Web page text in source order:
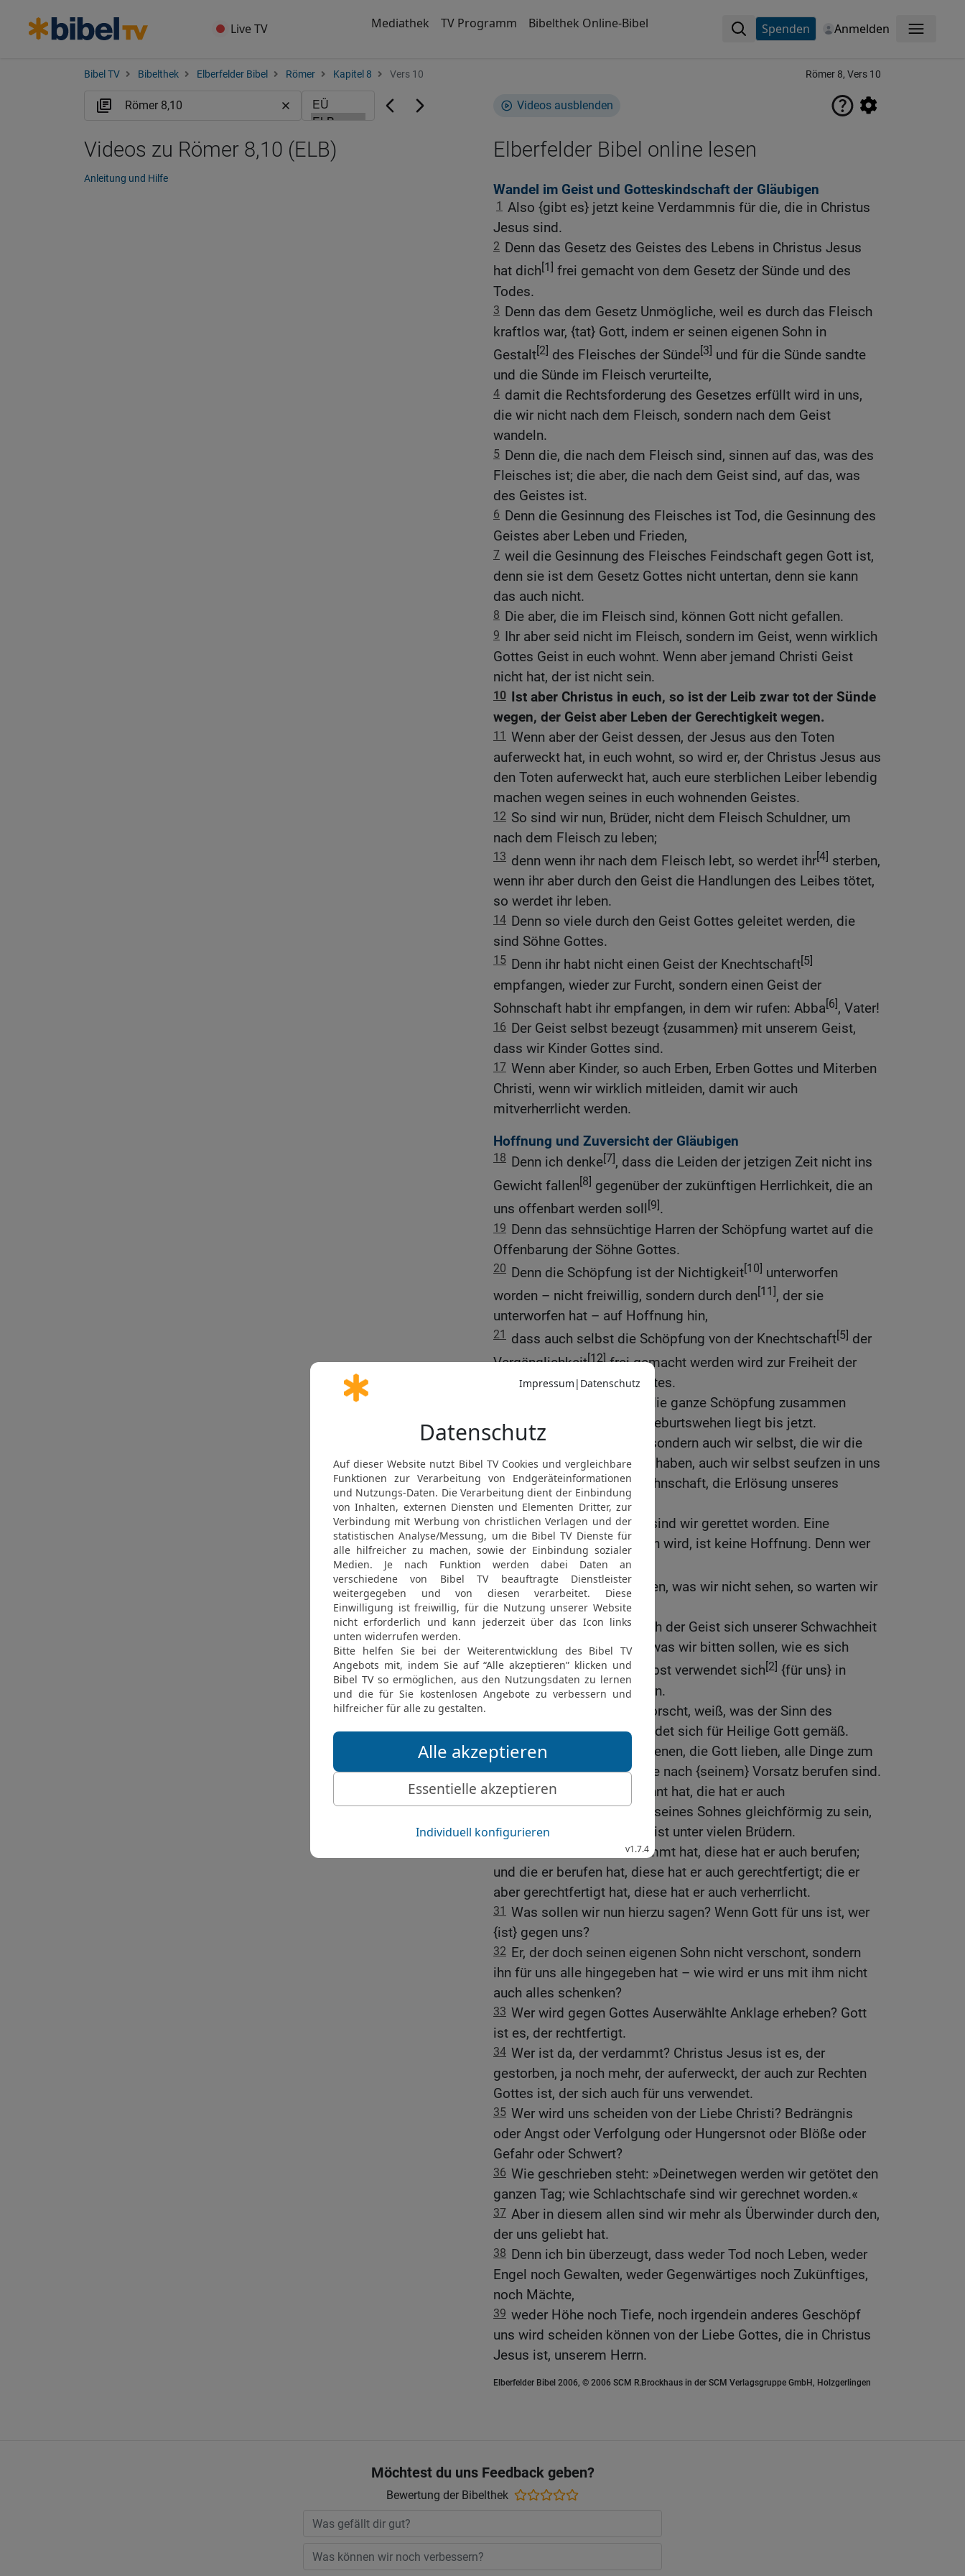
Live TV Mediathek TV Programm Bibelthek Online-Bibel Spenden Anmelden Menü
Bibel TV Bibelthek Elberfelder Bibel Römer Kapitel 8 Vers 10 Römer 8, Vers 10
Videos ausblenden
Elberfelder Bibel online lesen
Wandel im Geist und Gotteskindschaft der Gläubigen
1 Also {gibt es} jetzt keine Verdammnis für die, die in Christus
Jesus sind.
2 Denn das Gesetz des Geistes des Lebens in Christus Jesus
hat dich[1] frei gemacht von dem Gesetz der Sünde und des
Todes.
3 Denn das dem Gesetz Unmögliche, weil es durch das Fleisch
kraftlos war, {tat} Gott, indem er seinen eigenen Sohn in
Gestalt[2] des Fleisches der Sünde[3] und für die Sünde sandte
und die Sünde im Fleisch verurteilte,
4 damit die Rechtsforderung des Gesetzes erfüllt wird in uns,
die wir nicht nach dem Fleisch, sondern nach dem Geist
wandeln.
5 Denn die, die nach dem Fleisch sind, sinnen auf das, was des
Fleisches ist; die aber, die nach dem Geist sind, auf das, was
des Geistes ist.
6 Denn die Gesinnung des Fleisches ist Tod, die Gesinnung des
Geistes aber Leben und Frieden,
7 weil die Gesinnung des Fleisches Feindschaft gegen Gott ist,
denn sie ist dem Gesetz Gottes nicht untertan, denn sie kann
das auch nicht.
8 Die aber, die im Fleisch sind, können Gott nicht gefallen.
9 Ihr aber seid nicht im Fleisch, sondern im Geist, wenn wirklich
Gottes Geist in euch wohnt. Wenn aber jemand Christi Geist
nicht hat, der ist nicht sein.
10 Ist aber Christus in euch, so ist der Leib zwar tot der Sünde
wegen, der Geist aber Leben der Gerechtigkeit wegen.
11 Wenn aber der Geist dessen, der Jesus aus den Toten
auferweckt hat, in euch wohnt, so wird er, der Christus Jesus aus
den Toten auferweckt hat, auch eure sterblichen Leiber lebendig
machen wegen seines in euch wohnenden Geistes.
12 So sind wir nun, Brüder, nicht dem Fleisch Schuldner, um
nach dem Fleisch zu leben;
13 denn wenn ihr nach dem Fleisch lebt, so werdet ihr[4] sterben,
wenn ihr aber durch den Geist die Handlungen des Leibes tötet,
so werdet ihr leben.
14 Denn so viele durch den Geist Gottes geleitet werden, die
sind Söhne Gottes.
15 Denn ihr habt nicht einen Geist der Knechtschaft[5]
empfangen, wieder zur Furcht, sondern einen Geist der
Sohnschaft habt ihr empfangen, in dem wir rufen: Abba[6], Vater!
16 Der Geist selbst bezeugt {zusammen} mit unserem Geist,
dass wir Kinder Gottes sind.
17 Wenn aber Kinder, so auch Erben, Erben Gottes und Miterben
Christi, wenn wir wirklich mitleiden, damit wir auch
mitverherrlicht werden.
Hoffnung und Zuversicht der Gläubigen
18 Denn ich denke[7], dass die Leiden der jetzigen Zeit nicht ins
Gewicht fallen[8] gegenüber der zukünftigen Herrlichkeit, die an
uns offenbart werden soll[9].
19 Denn das sehnsüchtige Harren der Schöpfung wartet auf die
Offenbarung der Söhne Gottes.
20 Denn die Schöpfung ist der Nichtigkeit[10] unterworfen
worden – nicht freiwillig, sondern durch den[11], der sie
unterworfen hat – auf Hoffnung hin,
21 dass auch selbst die Schöpfung von der Knechtschaft[5] der
Vergänglichkeit[12]frei gemacht werden wird zur Freiheit der
Herrlichkeit der Kinder Gottes.
Denn wir wissen, dass die ganze Schöpfung zusammen
seufzt und zusammen in Geburtswehen liegt bis jetzt.
23 Nicht allein aber {sie} , sondern auch wir selbst, die wir die
Erstlingsgabe des Geistes haben, auch wir selbst seufzen in uns
selbst und erwarten die Sohnschaft, die Erlösung unseres
Leibes.
24 Denn auf Hoffnung hin sind wir gerettet worden. Eine
Hoffnung aber, die gesehen wird, ist keine Hoffnung. Denn wer
hofft, was er sieht[1] ?
25 Wenn wir aber das hoffen, was wir nicht sehen, so warten wir
mit Ausharren.
26 Ebenso aber nimmt auch der Geist sich unserer Schwachheit
an; denn wir wissen nicht, was wir bitten sollen, wie es sich
gebührt, aber der Geist selbst verwendet sich[2] {für uns} in
unaussprechlichen Seufzern.
Der aber die Herzen erforscht, weiß, was der Sinn des
Geistes ist, denn er verwendet sich für Heilige Gott gemäß.
28 Wir wissen aber, dass denen, die Gott lieben, alle Dinge zum
Guten mitwirken, denen, die nach {seinem} Vorsatz berufen sind.
29 Denn die er vorher erkannt hat, die hat er auch
vorherbestimmt, dem Bild seines Sohnes gleichförmig zu sein,
damit er der Erstgeborene ist unter vielen Brüdern.
Die er aber vorherbestimmt hat, diese hat er auch berufen;
und die er berufen hat, diese hat er auch gerechtfertigt; die er
aber gerechtfertigt hat, diese hat er auch verherrlicht.
31 Was sollen wir nun hierzu sagen? Wenn Gott für uns ist, wer
{ist} gegen uns?
32 Er, der doch seinen eigenen Sohn nicht verschont, sondern
ihn für uns alle hingegeben hat – wie wird er uns mit ihm nicht
auch alles schenken?
33 Wer wird gegen Gottes Auserwählte Anklage erheben? Gott
ist es, der rechtfertigt.
34 Wer ist da, der verdammt? Christus Jesus ist es, der
gestorben, ja noch mehr, der auferweckt, der auch zur Rechten
Gottes ist, der sich auch für uns verwendet.
35 Wer wird uns scheiden von der Liebe Christi? Bedrängnis
oder Angst oder Verfolgung oder Hungersnot oder Blöße oder
Gefahr oder Schwert?
36 Wie geschrieben steht: »Deinetwegen werden wir getötet den
ganzen Tag; wie Schlachtschafe sind wir gerechnet worden.«
37 Aber in diesem allen sind wir mehr als Überwinder durch den,
der uns geliebt hat.
38 Denn ich bin überzeugt, dass weder Tod noch Leben, weder
Engel noch Gewalten, weder Gegenwärtiges noch Zukünftiges,
noch Mächte,
39 weder Höhe noch Tiefe, noch irgendein anderes Geschöpf
uns wird scheiden können von der Liebe Gottes, die in Christus
Jesus ist, unserem Herrn.
Elberfelder Bibel 2006, © 2006 SCM R.Brockhaus in der SCM Verlagsgruppe GmbH, Holzgerlingen
Videos zu Römer 8,10 (ELB)
Anleitung und Hilfe
Möchtest du uns Feedback geben?
Bewertung der Bibelthek